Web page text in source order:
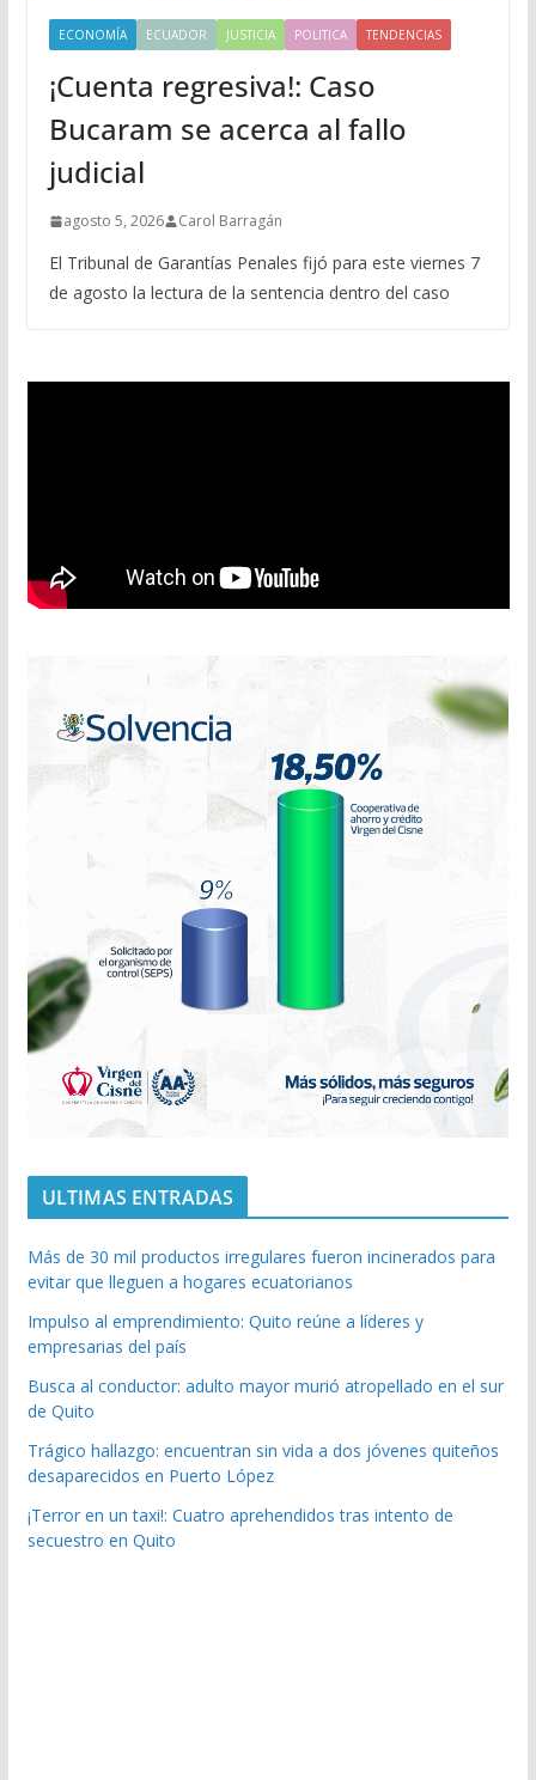
ECONOMÍA ECUADOR JUSTICIA POLITICA TENDENCIAS
¡Cuenta regresiva!: Caso
Bucaram se acerca al fallo
judicial
agosto 5, 2026 Carol Barragán
El Tribunal de Garantías Penales fijó para este viernes 7
de agosto la lectura de la sentencia dentro del caso
ULTIMAS ENTRADAS
Más de 30 mil productos irregulares fueron incinerados para
evitar que lleguen a hogares ecuatorianos
Impulso al emprendimiento: Quito reúne a líderes y
empresarias del país
Busca al conductor: adulto mayor murió atropellado en el sur
de Quito
Trágico hallazgo: encuentran sin vida a dos jóvenes quiteños
desaparecidos en Puerto López
¡Terror en un taxi!: Cuatro aprehendidos tras intento de
secuestro en Quito